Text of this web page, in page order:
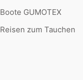
Boote GUMOTEX
Reisen zum Tauchen